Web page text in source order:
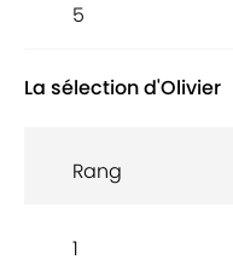
5
La sélection d'Olivier
Rang
1